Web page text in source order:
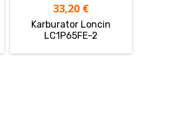
33,20 €
Karburator Loncin
LC1P65FE-2